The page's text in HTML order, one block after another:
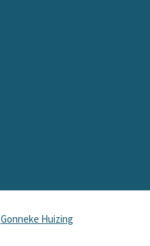
Gonneke Huizing